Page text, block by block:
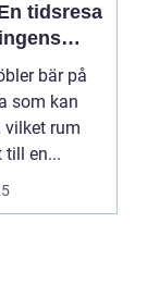
tidsresa
bär på
som kan
rum
till en...